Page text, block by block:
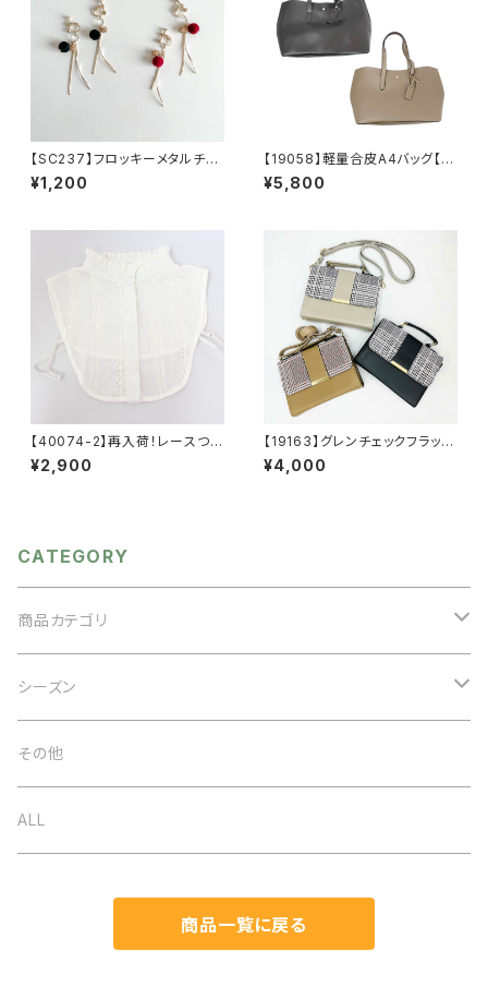
【SC237】フロッキーメタルチェ
ーンウェーブイヤリング【送料無
料】フロッキー玉 秋冬イヤリン
¥1,200
【19058】軽量合皮A4バッグ【送
料無料】PUバッグ トートバッ
グ 無地 シンプル 肩掛けバ
¥5,800
【40074-2】再入荷！レースつけ
襟（立ち襟）【送料無料】 カット
ワークレース 重ね着 トレン
¥2,900
【19163】グレンチェックフラップ
ショルダーバッグ【送料無料】チ
ェック柄 合皮バッグ 合成皮
¥4,000
CATEGORY
商品カテゴリ
アクセサリー
ネックレス
イヤリング
バッグ
ベルト
シーズン
オケージョン
春夏
その他
ALL
商品一覧に戻る